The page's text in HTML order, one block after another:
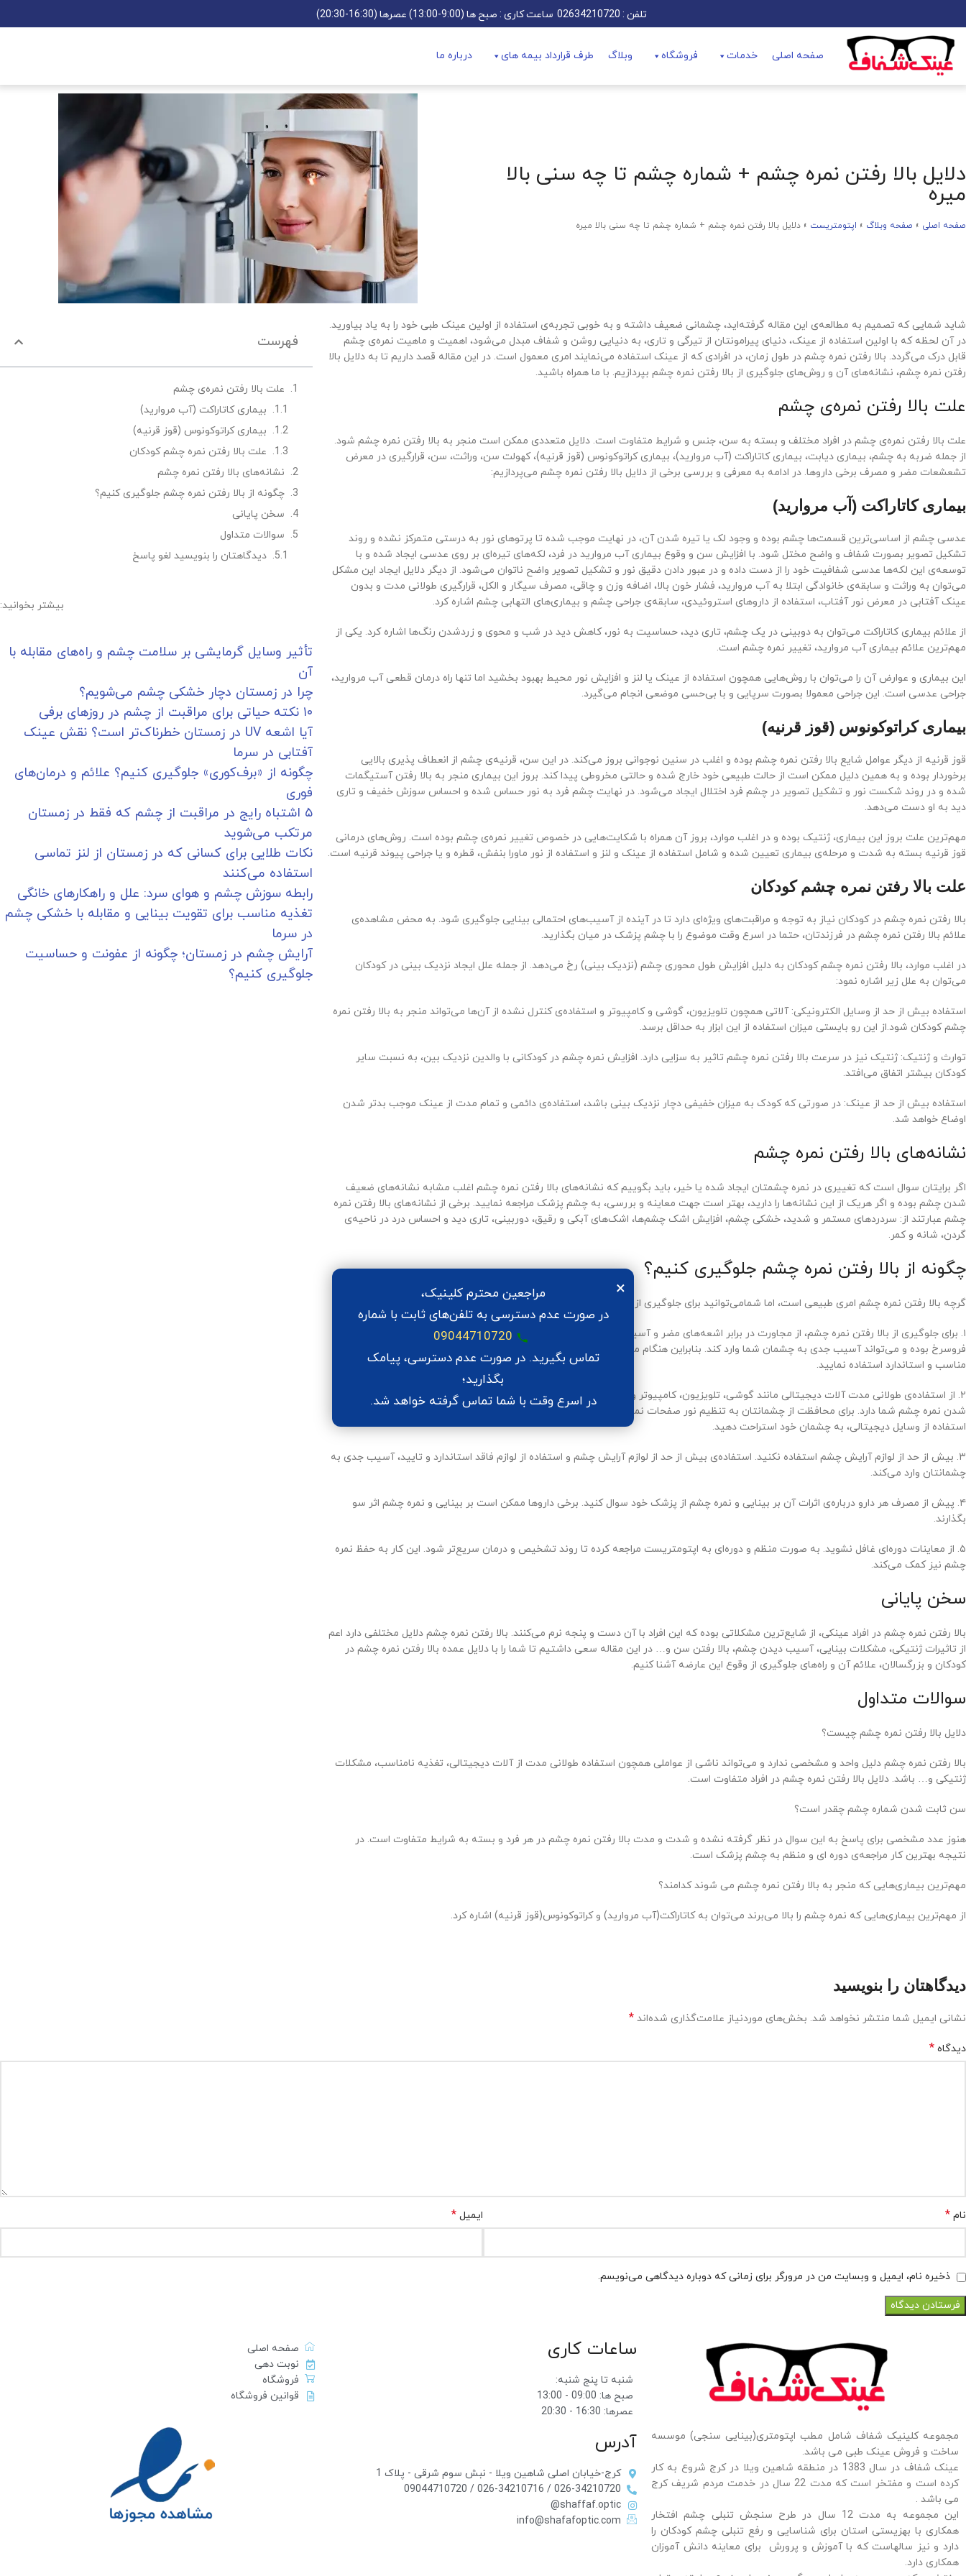
تلفن : 02634210720 ساعت کاری : صبح ها (9:00-13:00) عصرها (16:30-20:30)
صفحه اصلی خدمات فروشگاه وبلاگ طرف قرارداد بیمه های درباره ما
دلایل بالا رفتن نمره چشم + شماره چشم تا چه سنی بالا
میره
صفحه اصلی » صفحه وبلاگ » اپتومتریست » دلایل بالا رفتن نمره چشم + شماره چشم تا چه سنی بالا میره
شاید شمایی که تصمیم به مطالعه‌ی این مقاله گرفته‌اید، چشمانی ضعیف داشته و به خوبی تجربه‌ی استفاده از اولین عینک طبی خود را به یاد بیاورید.
در آن لحظه که با اولین استفاده از عینک، دنیای پیرامونتان از تیرگی و تاری، به دنیایی روشن و شفاف مبدل می‌شود، اهمیت و ماهیت نمره‌ی چشم
قابل درک می‌گردد. بالا رفتن نمره چشم در طول زمان، در افرادی که از عینک استفاده می‌نمایند امری معمول است. در این مقاله قصد داریم تا به دلایل بالا
رفتن نمره چشم، نشانه‌های آن و روش‌های جلوگیری از بالا رفتن نمره‌ چشم بپردازیم. با ما همراه باشید.
علت بالا رفتن نمره‌ی چشم
علت بالا رفتن نمره‌ی چشم در افراد مختلف و بسته به سن، جنس و شرایط متفاوت است. دلایل متعددی ممکن است منجر به بالا رفتن نمره چشم شود.
از جمله ضربه به چشم، بیماری دیابت، بیماری کاتاراکت (آب مروارید)، بیماری کراتوکونوس (قوز قرنیه)، کهولت سن، وراثت، سن، قرارگیری در معرض
تشعشعات مضر و مصرف برخی داروها. در ادامه به معرفی و بررسی برخی از دلایل بالا رفتن نمره چشم می‌پردازیم:
بیماری کاتاراکت (آب مروارید)
عدسی چشم از اساسی‌ترین قسمت‌ها چشم بوده و وجود لک یا تیره شدن آن، در نهایت موجب شده تا پرتوهای نور به درستی متمرکز نشده و روند
تشکیل تصویر بصورت شفاف و واضح مختل شود. با افزایش سن و وقوع بیماری آب مروارید در فرد، لکه‌های تیره‌ای بر روی عدسی ایجاد شده و با
توسعه‌ی این لکه‌ها عدسی شفافیت خود را از دست داده و در عبور دادن دقیق نور و تشکیل تصویر واضح ناتوان می‌شود. از دیگر دلایل ایجاد این مشکل
می‌توان به وراثت و سابقه‌ی خانوادگی ابتلا به آب مروارید، فشار خون بالا، اضافه وزن و چاقی، مصرف سیگار و الکل، قرارگیری طولانی مدت و بدون
عینک آفتابی در معرض نور آفتاب، استفاده از داروهای استروئیدی، سابقه‌ی جراحی چشم و بیماری‌های التهابی چشم اشاره کرد.
از علائم بیماری کاتاراکت می‌توان به دوبینی در یک چشم، تاری دید، حساسیت به نور، کاهش دید در شب و محوی و زردشدن رنگ‌ها اشاره کرد. یکی از
مهم‌ترین علائم بیماری آب مروارید، تغییر نمره چشم است.
این بیماری و عوارض آن را می‌توان با روش‌هایی همچون استفاده از عینک یا لنز و افزایش نور محیط بهبود بخشید اما تنها راه درمان قطعی آب مروارید،
جراحی عدسی است. این جراحی معمولا بصورت سرپایی و با بی‌حسی موضعی انجام می‌گیرد.
بیماری کراتوکونوس (قوز قرنیه)
قوز قرنیه از دیگر عوامل شایع بالا رفتن نمره چشم بوده و اغلب در سنین نوجوانی بروز می‌کند. در این سن، قرنیه‌ی چشم از انعطاف پذیری بالایی
برخوردار بوده و به همین دلیل ممکن است از حالت طبیعی خود خارج شده و حالتی مخروطی پیدا کند. بروز این بیماری منجر به بالا رفتن آستیگمات
شده و در روند شکست نور و تشکیل تصویر در چشم فرد اختلال ایجاد می‌شود. در نهایت چشم فرد به نور حساس شده و احساس سوزش خفیف و تاری
دید به او دست می‌دهد.
مهم‌ترین علت بروز این بیماری، ژنتیک بوده و در اغلب موارد، بروز آن همراه با شکایت‌هایی در خصوص تغییر نمره‌ی چشم بوده‌ است. روش‌های درمانی
قوز قرنیه بسته به شدت و مرحله‌ی بیماری تعیین شده و شامل استفاده از عینک و لنز و استفاده از نور ماورا بنفش، قطره و یا جراحی پیوند قرنیه است.
علت بالا رفتن نمره چشم کودکان
بالا رفتن نمره چشم در کودکان نیاز به توجه و مراقبت‌های ویژه‌ای دارد تا در آینده از آسیب‌های احتمالی بینایی جلوگیری شود. به محض مشاهده‌ی
علائم بالا رفتن نمره چشم در فرزندتان، حتما در اسرع وقت موضوع را با چشم پزشک در میان بگذارید.
در اغلب موارد، بالا رفتن نمره‌ چشم کودکان به دلیل افزایش طول محوری چشم (نزدیک بینی) رخ می‌دهد. از جمله علل ایجاد نزدیک بینی در کودکان
می‌توان به علل زیر اشاره نمود:
استفاده بیش از حد از وسایل الکترونیکی: آلاتی همچون تلویزیون، گوشی و کامپیوتر و استفاده‌ی کنترل نشده‌ از آن‌ها می‌تواند منجر به بالا رفتن نمره
چشم کودکان شود.از این رو بایستی میزان استفاده از این ابزار به حداقل برسد.
توارث و ژنتیک: ژنتیک نیز در سرعت بالا رفتن نمره چشم تاثیر به سزایی دارد. افزایش نمره چشم در کودکانی با والدین نزدیک بین، به نسبت سایر
کودکان بیشتر اتفاق می‌افتد.
استفاده بیش از حد از عینک: در صورتی که کودک به میزان خفیفی دچار نزدیک بینی باشد، استفاده‌ی دائمی و تمام مدت از عینک موجب بدتر شدن
اوضاع خواهد شد.
نشانه‌های بالا رفتن نمره چشم
اگر برایتان سوال است که تغییری در نمره چشمتان ایجاد شده یا خیر، باید بگوییم که نشانه‌های بالا رفتن نمره چشم اغلب مشابه نشانه‌های ضعیف
شدن چشم بوده و اگر هریک از این نشانه‌ها را دارید، بهتر است جهت معاینه و بررسی، به چشم پزشک مراجعه نمایید. برخی از نشانه‌های بالا رفتن نمره
چشم عبارتند از: سردردهای مستمر و شدید، خشکی چشم، افزایش اشک چشم‌ها، اشک‌های آبکی و رقیق، دوربینی، تاری دید و احساس درد در ناحیه‌ی
گردن، شانه و کمر.
چگونه از بالا رفتن نمره چشم جلوگیری کنیم؟
گرچه بالا رفتن نمره چشم امری طبیعی است، اما شمامی‌توانید برای جلوگیری از بالا رفتن نمره چشم به موارد زیر توجه نمایید:
۱. برای جلوگیری از بالا رفتن نمره چشم، از مجاورت در برابر اشعه‌های مضر و آسیب زننده به چشم دوری کنید. نور آفتاب شامل پرتوهای فرابنفش و
فروسرخ بوده و می‌تواند آسیب جدی به چشمان شما وارد کند. بنابراین هنگام مجاورت با نور خورشید، برای محافظت از چشمانتان از عینک آفتابی
مناسب و استاندارد استفاده نمایید.
۲. از استفاده‌ی طولانی مدت آلات دیجیتالی مانند گوشی، تلویزیون، کامپیوتر و… بپرهیزید. میزان استفاده از این وسایل تاثیر مستقیمی با سن ثابت
استفاده از وسایل دیجیتالی، به چشمان خود استراحت دهید.
۳. بیش از حد از لوازم آرایش چشم استفاده نکنید. استفاده‌ی بیش از حد از لوازم آرایش چشم و استفاده از لوازم فاقد استاندارد و تایید، آسیب جدی به
چشمانتان وارد می‌کند.
۴. پیش از مصرف هر دارو درباره‌ی اثرات آن بر بینایی و نمره چشم از پزشک خود سوال کنید. برخی داروها ممکن است بر بینایی و نمره چشم اثر سو
بگذارند.
۵. از معاینات دوره‌ای غافل نشوید. به صورت منظم و دوره‌ای به اپتومتریست مراجعه کرده تا روند تشخیص و درمان سریع‌تر شود. این کار به حفظ نمره
چشم نیز کمک می‌کند.
سخن پایانی
بالا رفتن نمره چشم در افراد عینکی، از شایع‌ترین مشکلاتی بوده که این افراد با آن دست و پنجه نرم می‌کنند. بالا رفتن نمره چشم دلایل مختلفی دارد اعم
از تاثیرات ژنتیکی، مشکلات بینایی، آسیب دیدن چشم، بالا رفتن سن و… در این مقاله سعی داشتیم تا شما را با دلایل عمده بالا رفتن نمره چشم در
کودکان و بزرگسالان، علائم آن و راه‌های جلوگیری از وقوع این عارضه آشنا کنیم.
سوالات متداول
دلایل بالا رفتن نمره چشم چیست؟
بالا رفتن نمره چشم دلیل واحد و مشخصی ندارد و می‌تواند ناشی از عواملی همچون استفاده طولانی مدت از آلات دیجیتالی، تغذیه نامناسب، مشکلات
ژنتیکی و… باشد. دلایل بالا رفتن نمره چشم در افراد متفاوت است.
سن ثابت شدن شماره چشم چقدر است؟
هنوز عدد مشخصی برای پاسخ به این سوال در نظر گرفته نشده و شدت و مدت بالا رفتن نمره چشم در هر فرد و بسته به شرایط متفاوت است. در
نتیجه بهترین کار مراجعه‌ی دوره ای و منظم به چشم پزشک است.
مهم‌ترین بیماری‌هایی که منجر به بالا رفتن نمره چشم می شوند کدامند؟
از مهم‌ترین بیماری‌هایی که نمره چشم را بالا می‌برند می‌توان به کاتاراکت(آب مروارید) و کراتوکونوس(قوز قرنیه) اشاره کرد.
فهرست
علت بالا رفتن نمره‌ی چشم
بیماری کاتاراکت (آب مروارید)
بیماری کراتوکونوس (قوز قرنیه)
علت بالا رفتن نمره چشم کودکان
نشانه‌های بالا رفتن نمره چشم
چگونه از بالا رفتن نمره چشم جلوگیری کنیم؟
سخن پایانی
سوالات متداول
دیدگاهتان را بنویسید لغو پاسخ
بیشتر بخوانید:
تأثیر وسایل گرمایشی بر سلامت چشم و راه‌های مقابله با
آن
چرا در زمستان دچار خشکی چشم می‌شویم؟
۱۰ نکته حیاتی برای مراقبت از چشم در روزهای برفی
آیا اشعه UV در زمستان خطرناک‌تر است؟ نقش عینک
آفتابی در سرما
چگونه از «برف‌کوری» جلوگیری کنیم؟ علائم و درمان‌های
فوری
۵ اشتباه رایج در مراقبت از چشم که فقط در زمستان
مرتکب می‌شوید
نکات طلایی برای کسانی که در زمستان از لنز تماسی
استفاده می‌کنند
رابطه سوزش چشم و هوای سرد: علل و راهکارهای خانگی
تغذیه مناسب برای تقویت بینایی و مقابله با خشکی چشم
در سرما
آرایش چشم در زمستان؛ چگونه از عفونت و حساسیت
جلوگیری کنیم؟
دیدگاهتان را بنویسید
نشانی ایمیل شما منتشر نخواهد شد. بخش‌های موردنیاز علامت‌گذاری شده‌اند *
دیدگاه *
نام * ایمیل *
ذخیره نام، ایمیل و وبسایت من در مرورگر برای زمانی که دوباره دیدگاهی می‌نویسم.
مجموعه کلینیک شفاف شامل مطب اپتومتری(بینایی سنجی) موسسه
ساخت و فروش عینک طبی می باشد.
عینک شفاف در سال 1383 در منطقه شاهین ویلا در کرج شروع به کار
کرده است و مفتخر است که مدت 22 سال در خدمت مردم شریف کرج
می باشد .
این مجموعه به مدت 12 سال در طرح سنجش تنبلی چشم افتخار
همکاری با بهزیستی استان برای شناسایی و رفع تنبلی چشم کودکان را
دارد و نیز سالهاست که با آموزش و پرورش برای معاینه دانش آموزان
همکاری دارد.
ساعات کاری
شنبه تا پنج شنبه:
صبح ها: 09:00 - 13:00
عصرها: 16:30 - 20:30
آدرس
کرج-خیابان اصلی شاهین ویلا - نبش سوم شرقی - پلاک 1
026-34210720 / 026-34210716 / 09044710720
shaffaf.optic@
info@shafafoptic.com
صفحه اصلی
نوبت دهی
فروشگاه
قوانین فروشگاه
×
مراجعین محترم کلینیک،
در صورت عدم دسترسی به تلفن‌های ثابت با شماره
تماس بگیرید. در صورت عدم دسترسی، پیامک
بگذارید؛
در اسرع وقت با شما تماس گرفته خواهد شد.